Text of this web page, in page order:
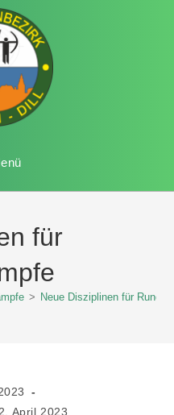
für
> Neue Disziplinen für
2. April 2023